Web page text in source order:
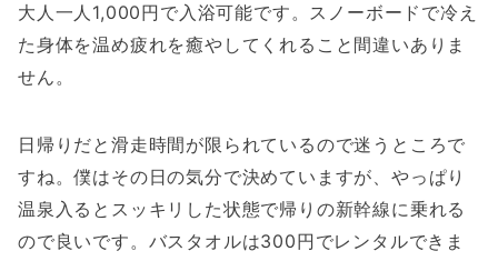
大人一人1,000円で入浴可能です。スノーボードで冷え
た身体を温め疲れを癒やしてくれること間違いありま
せん。
日帰りだと滑走時間が限られているので迷うところで
すね。僕はその日の気分で決めていますが、やっぱり
温泉入るとスッキリした状態で帰りの新幹線に乗れる
ので良いです。バスタオルは300円でレンタルできま